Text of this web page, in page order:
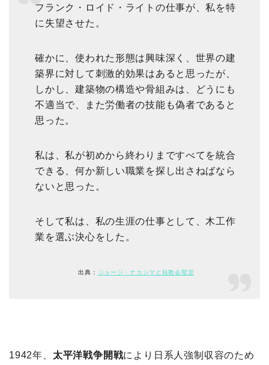
フランク・ロイド・ライトの仕事が、私を特
に失望させた。
確かに、使われた形態は興味深く、世界の建
築界に対して刺激的効果はあると思ったが、
しかし、建築物の構造や骨組みは、どうにも
不適当で、また労働者の技能も偽者であると
思った。
私は、私が初めから終わりまですべてを統合
できる、何か新しい職業を探し出さねばなら
ないと思った。
そして私は、私の生涯の仕事として、木工作
業を選ぶ決心をした。
出典： ジョージ・ナカシマと桂教会聖堂
1942年、 太平洋戦争開戦により日系人強制収容のため